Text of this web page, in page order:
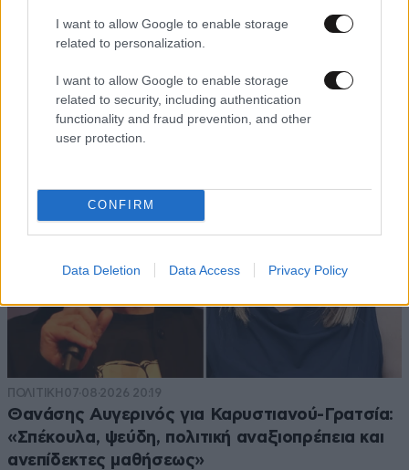
I want to allow Google to enable storage
related to personalization.
I want to allow Google to enable storage
related to security, including authentication
functionality and fraud prevention, and other
user protection.
CONFIRM
Data Deletion Data Access Privacy Policy
ΠΟΛΙΤΙΚΗ 07·08·2026 20:19
Θανάσης Αυγερινός για Καρυστιανού-Γρατσία:
«Σπέκουλα, ψεύδη, πολιτική αναξιοπρέπεια και
ανεπίδεκτες μαθήσεως»